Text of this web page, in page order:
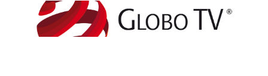
AFRIKA